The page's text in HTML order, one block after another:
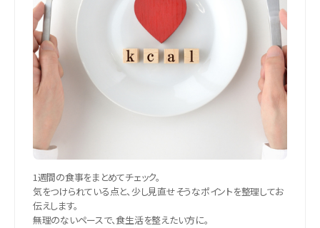
1週間の食事をまとめてチェック。
気をつけられている点と、少し見直せそうなポイントを整理してお
伝えします。
無理のないペースで、食生活を整えたい方に。